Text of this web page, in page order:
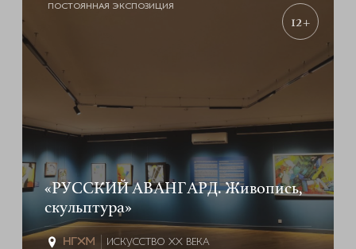
ПОСТОЯННАЯ ЭКСПОЗИЦИЯ
12+
«РУССКИЙ АВАНГАРД. Живопись,
скульптура»
ИСКУССТВО XX ВЕКА